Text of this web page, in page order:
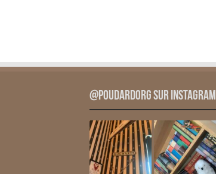
@PoudardOrg sur Instagram